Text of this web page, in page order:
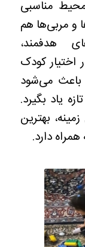
مناسبی
و مربی‌ها هم
هدفمند،
اختیار کودک
باعث می‌شود
یاد بگیرد.
بهترین
دارد.